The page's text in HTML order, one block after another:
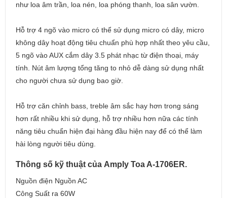
như loa âm trần, loa nén, loa phóng thanh, loa sân vườn.
Hỗ trợ 4 ngõ vào micro có thể sử dụng micro có dây, micro
không dây hoạt động tiêu chuẩn phù hợp nhất theo yêu cầu,
5 ngõ vào AUX cắm dây 3.5 phát nhạc từ điện thoại, máy
tính. Nút âm lượng tổng tăng to nhỏ dễ dàng sử dụng nhất
cho người chưa sử dụng bao giờ.
Hỗ trợ căn chỉnh bass, treble âm sắc hay hơn trong sáng
hơn rất nhiều khi sử dụng, hỗ trợ nhiều hơn nữa các tính
năng tiêu chuẩn hiện đại hàng đầu hiện nay để có thể làm
hài lòng người tiêu dùng.
Thông số kỹ thuật của Amply Toa A-1706ER.
Nguồn điện Nguồn AC
Công Suất ra 60W